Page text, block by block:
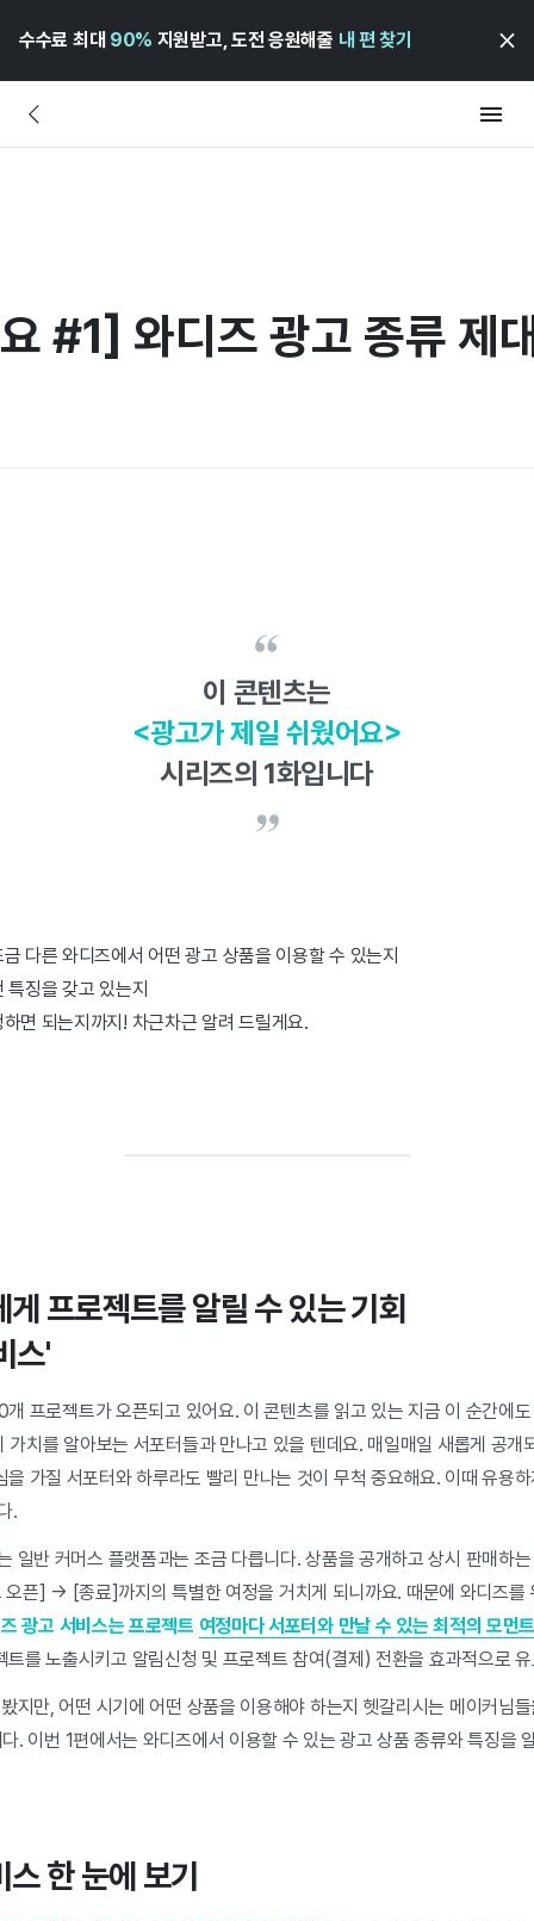
수수료 최대 90% 지원받고, 도전 응원해줄 내 편 찾기
#1] 와디즈 광고 종류 제
이 콘텐츠는
<광고가 제일 쉬웠어요>
시리즈의 1화입니다
다른 와디즈에서 어떤 광고 상품을 이용할 수 있는지
징을 갖고 있는지
면 되는지까지! 차근차근 알려 드릴게요.
프로젝트를 알릴 수 있는 기회
스'
프로젝트가 오픈되고 있어요. 이 콘텐츠를 읽고 있는 지금 이 순간에
가치를 알아보는 서포터들과 만나고 있을 텐데요. 매일매일 새롭게 공개
가질 서포터와 하루라도 빨리 만나는 것이 무척 중요해요. 이때 유용
.
일반 커머스 플랫폼과는 조금 다릅니다. 상품을 공개하고 상시 판매하
픈] → [종료]까지의 특별한 여정을 거치게 되니까요. 때문에 와디즈를
광고 서비스는 프로젝트 여정마다 서포터와 만날 수 있는 최적의 모먼
트를 노출시키고 알림신청 및 프로젝트 참여(결제) 전환을 효과적으로
지만, 어떤 시기에 어떤 상품을 이용해야 하는지 헷갈리시는 메이커님
. 이번 1편에서는 와디즈에서 이용할 수 있는 광고 상품 종류와 특징을
한 눈에 보기